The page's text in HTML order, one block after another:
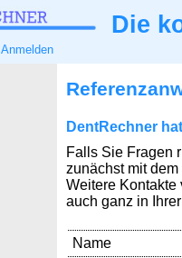
Die
Anmelden
DentRechner
Falls Sie Fragen
zunächst mit
Weitere Kontakte
auch ganz in
Name